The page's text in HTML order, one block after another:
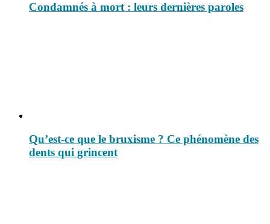
Condamnés à mort : leurs dernières paroles
Qu’est-ce que le bruxisme ? Ce phénomène des
dents qui grincent